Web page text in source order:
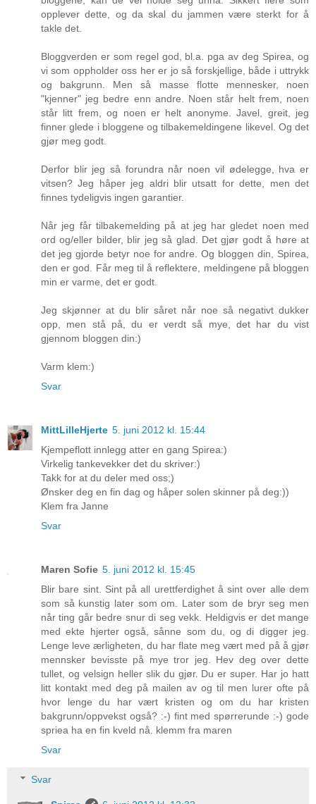
opplever dette, og da skal du jammen være sterkt for å
takle det.
Bloggverden er som regel god, bl.a. pga av deg Spirea, og
vi som oppholder oss her er jo så forskjellige, både i uttrykk
og bakgrunn. Men så masse flotte mennesker, noen
"kjenner" jeg bedre enn andre. Noen står helt frem, noen
står litt frem, og noen er helt anonyme. Javel, greit, jeg
finner glede i bloggene og tilbakemeldingene likevel. Og det
gjør meg godt.
Derfor blir jeg så forundra når noen vil ødelegge, hva er
vitsen? Jeg håper jeg aldri blir utsatt for dette, men det
finnes tydeligvis ingen garantier.
Når jeg får tilbakemelding på at jeg har gledet noen med
ord og/eller bilder, blir jeg så glad. Det gjør godt å høre at
det jeg gjorde betyr noe for andre. Og bloggen din, Spirea,
den er god. Får meg til å reflektere, meldingene på bloggen
min er varme, det er godt.
Jeg skjønner at du blir såret når noe så negativt dukker
opp, men stå på, du er verdt så mye, det har du vist
gjennom bloggen din:)
Varm klem:)
Svar
MittLilleHjerte 5. juni 2012 kl. 15:44
Kjempeflott innlegg atter en gang Spirea:)
Virkelig tankevekker det du skriver:)
Takk for at du deler med oss;)
Ønsker deg en fin dag og håper solen skinner på deg:))
Klem fra Janne
Svar
Maren Sofie 5. juni 2012 kl. 15:45
Blir bare sint. Sint på all urettferdighet å sint over alle dem
som så kunstig later som om. Later som de bryr seg men
når ting går bedre snur di seg vekk. Heldigvis er det mange
med ekte hjerter også, sånne som du, og di digger jeg.
Lenge leve ærligheten, du har flate meg vært med på å gjør
mennsker bevisste på mye tror jeg. Hev deg over dette
tullet, og velsign heller slik du gjør. Du er super. Har jo hatt
litt kontakt med deg på mailen av og til men lurer ofte på
hvor lenge du har vært kristen og om du har kristen
bakgrunn/oppvekst også? :-) fint med spørrerunde :-) gode
spriea ha en fin kveld nå. klemm fra maren
Svar
Svar